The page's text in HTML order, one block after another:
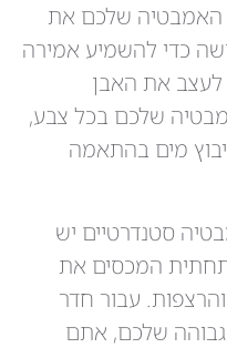
האמבטיה שלכם את
כדי להשמיע אמירה
לעצב את האבן
שלכם בכל צבע,
מים בהתאמה
סטנדרטיים יש
המכסים את
עבור חדר
שלכם, אתם